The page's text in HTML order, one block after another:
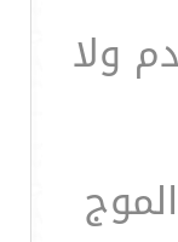
ولا